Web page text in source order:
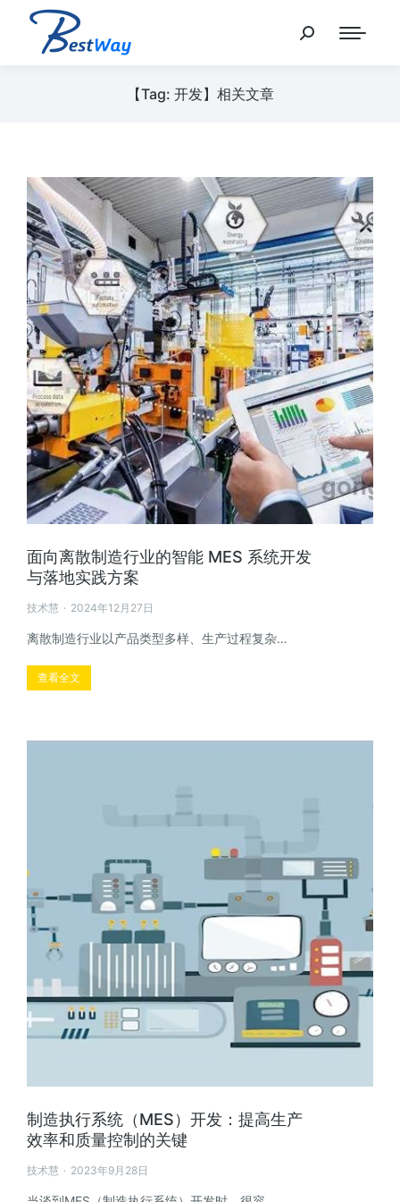
【Tag: 开发】相关文章
面向离散制造行业的智能 MES 系统开发
与落地实践方案
技术慧 2024年12月27日
离散制造行业以产品类型多样、生产过程复杂…
查看全文
制造执行系统（MES）开发：提高生产
效率和质量控制的关键
技术慧 2023年9月28日